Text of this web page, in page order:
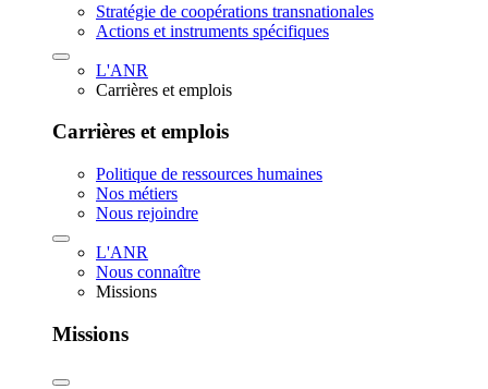
Stratégie de coopérations transnationales
Actions et instruments spécifiques
L'ANR
Carrières et emplois
Carrières et emplois
Politique de ressources humaines
Nos métiers
Nous rejoindre
L'ANR
Nous connaître
Missions
Missions